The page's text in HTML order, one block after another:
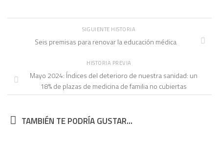
SIGUIENTE HISTORIA
Seis premisas para renovar la educación médica
HISTORIA PREVIA
Mayo 2024: Índices del deterioro de nuestra sanidad: un
18% de plazas de medicina de familia no cubiertas
TAMBIÉN TE PODRÍA GUSTAR...